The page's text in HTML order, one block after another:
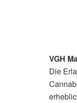
VGH
Die